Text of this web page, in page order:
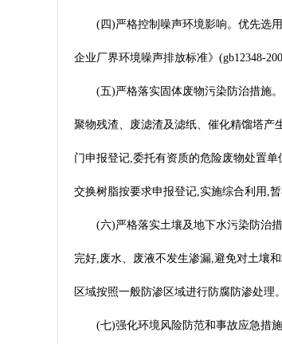
(四)严格控制噪声环境影响。优先选
企业厂界环境噪声排放标准》(gb12348-
(五)严格落实固体废物污染防治措施
聚物残渣、废滤渣及滤纸、催化精馏塔产
门申报登记,委托有资质的危险废物处置
交换树脂按要求申报登记,实施综合利用,
(六)严格落实土壤及地下水污染防治
完好,废水、废液不发生渗漏,避免对土壤
区域按照一般防渗区域进行防腐防渗处理。
(七)强化环境风险防范和事故应急措